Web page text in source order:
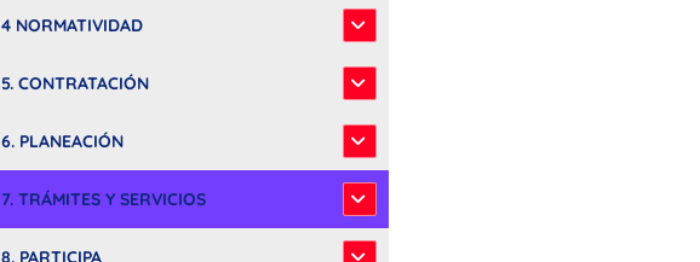
4 NORMATIVIDAD
5. CONTRATACIÓN
6. PLANEACIÓN
7. TRÁMITES Y SERVICIOS
8. PARTICIPA